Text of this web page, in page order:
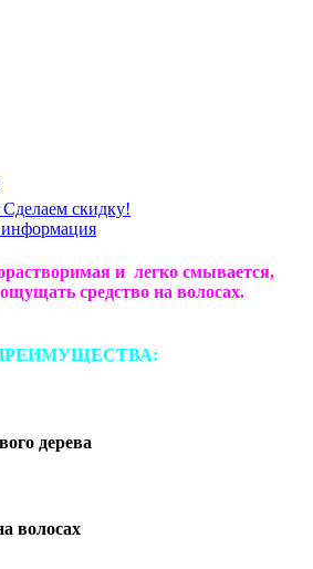
скидку!
и легко смывается,
средство на волосах.
дерева
волосах